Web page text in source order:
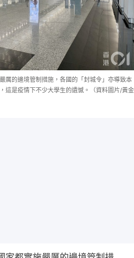
厲的邊境管制措施，各國的「封城令」亦導致本
這是疫情下不少大學生的遺憾。（資料圖片/黃金